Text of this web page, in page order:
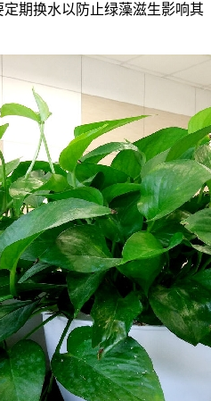
期换水以防止绿藻滋生影响其